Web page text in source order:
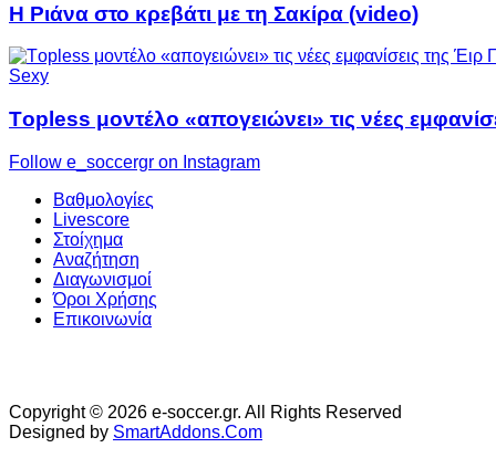
Η Ριάνα στο κρεβάτι με τη Σακίρα (video)
Sexy
Τopless μοντέλο «απογειώνει» τις νέες
Follow e_soccergr on Instagram
Βαθμολογίες
Livescore
Στοίχημα
Αναζήτηση
Διαγωνισμοί
Όροι Χρήσης
Επικοινωνία
Copyright © 2026 e-soccer.gr. All Rights Reserved
Designed by SmartAddons.Com